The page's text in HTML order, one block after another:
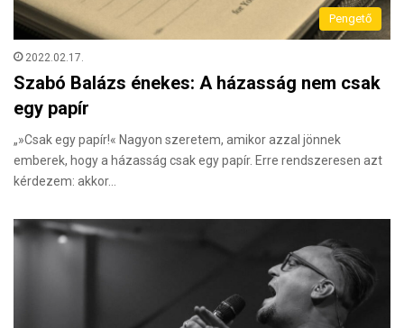
Pengető
2022.02.17.
Szabó Balázs énekes: A házasság nem csak
egy papír
„»Csak egy papír!« Nagyon szeretem, amikor azzal jönnek
emberek, hogy a házasság csak egy papír. Erre rendszeresen azt
kérdezem: akkor…